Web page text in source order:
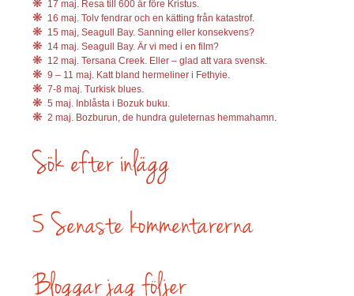
17 maj. Resa till 600 år före Kristus.
16 maj. Tolv fendrar och en kätting från katastrof.
15 maj, Seagull Bay. Sanning eller konsekvens?
14 maj. Seagull Bay. Är vi med i en film?
12 maj. Tersana Creek. Eller – glad att vara svensk.
9 – 11 maj. Katt bland hermeliner i Fethyie.
7-8 maj. Turkisk blues.
5 maj. Inblåsta i Bozuk buku.
2 maj. Bozburun, de hundra guleternas hemmahamn.